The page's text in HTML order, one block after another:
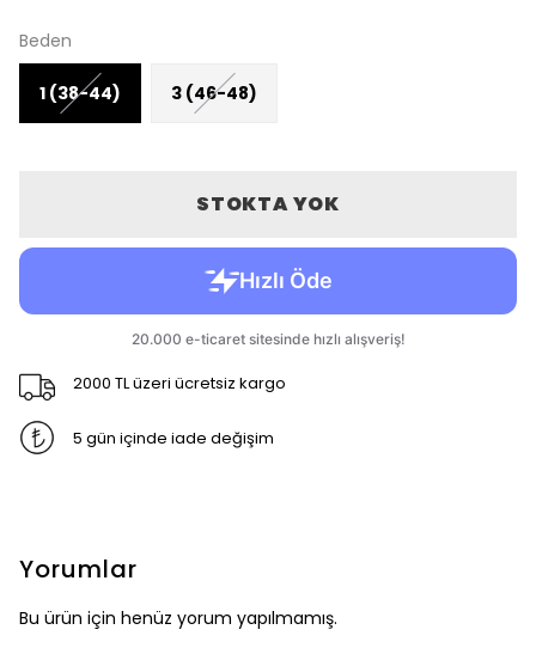
Beden
1 (38-44) 3 (46-48)
STOKTA YOK
2000 TL üzeri ücretsiz kargo
5 gün içinde iade değişim
Yorumlar
Bu ürün için henüz yorum yapılmamış.